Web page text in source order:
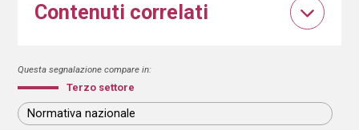
Contenuti correlati
Questa segnalazione compare in:
Terzo settore
Normativa nazionale